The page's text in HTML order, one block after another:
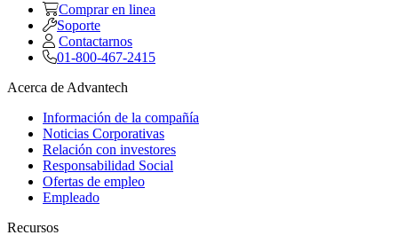
Comprar en linea
Soporte
Contactarnos
01-800-467-2415
Acerca de Advantech
Información de la compañía
Noticias Corporativas
Relación con investores
Responsabilidad Social
Ofertas de empleo
Empleado
Recursos